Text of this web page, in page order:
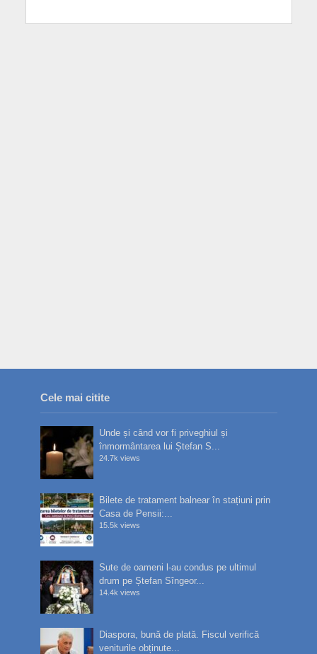
Cele mai citite
Unde și când vor fi priveghiul și
înmormântarea lui Ștefan S...
24.7k views
Bilete de tratament balnear în stațiuni prin
Casa de Pensii:...
15.5k views
Sute de oameni l-au condus pe ultimul
drum pe Ștefan Sîngeor...
14.4k views
Diaspora, bună de plată. Fiscul verifică
veniturile obținute...